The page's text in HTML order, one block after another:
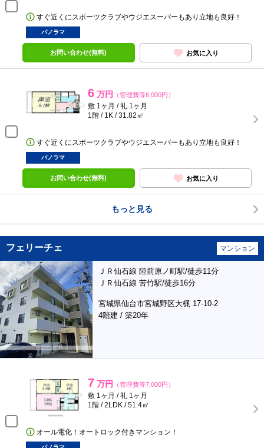
すぐ近くにスポーツクラブやウジエスーパーもあり立地も良好！
パノラマ
お問い合わせ(無料) お気に入り
6 万円 （管理費等6,000円）
敷 1ヶ月 / 礼 1ヶ月
1階 / 1K / 31.82㎡
すぐ近くにスポーツクラブやウジエスーパーもあり立地も良好！
パノラマ
お問い合わせ(無料) お気に入り
もっと見る
フェリーチェ マンション
ＪＲ仙石線 陸前原ノ町駅/徒歩11分
ＪＲ仙石線 苦竹駅/徒歩16分
宮城県仙台市宮城野区大梶 17-10-2
4階建 / 築20年
7 万円 （管理費等7,000円）
敷 1ヶ月 / 礼 1ヶ月
1階 / 2LDK / 51.4㎡
オール電化！オートロック付きマンション！